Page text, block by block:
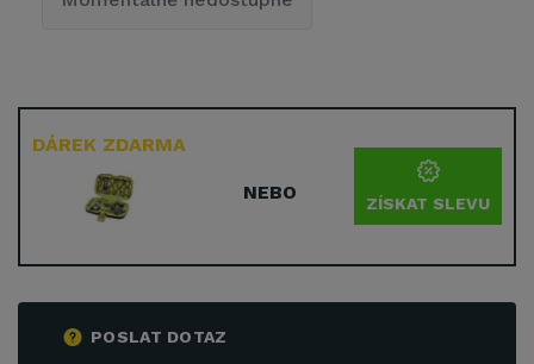
POSLAT DOTAZ
DÁREK ZDARMA
NEBO ZÍSKAT SLEVU